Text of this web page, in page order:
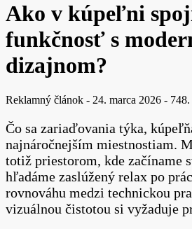
Ako v kúpeľni
funkčnosť s
dizajnom?
Reklamný článok - 24. marca 2026 -
Čo sa zariaďovania týka,
najnáročnejším miestnostiam.
totiž priestorom, kde začíname
hľadáme zaslúžený relax po
rovnováhu medzi technickou
vizuálnou čistotou si vyžaduje